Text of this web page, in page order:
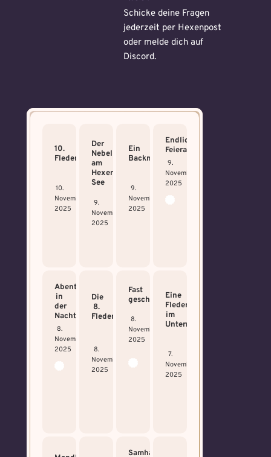
Schicke deine Fragen
jederzeit per Hexenpost
oder melde dich auf
Discord.
10.
Fledermaus
10.
November
2025
Der
Nebel
am
Hexenruh-
See
9.
November
2025
Ein
Backmäuschen?
9.
November
2025
Endlich
Feierabend
9.
November
2025
Abenteuer
in
der
Nacht
8.
November
2025
Die
8.
Fledermaus
8.
November
2025
Fast
geschafft
8.
November
2025
Eine
Fledermaus
im
Unterricht
7.
November
2025
Samhain: